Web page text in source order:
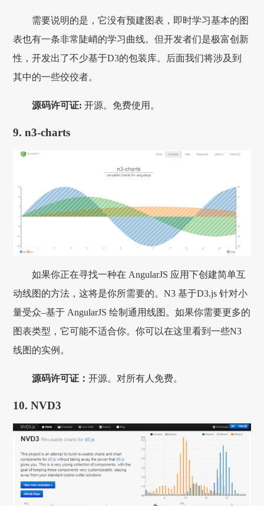
需要说明的是，它没有预建图表，即时学习基本的图
表也有一条非常陡峭的学习曲线。但开发者们是极富创新
性，开发出了不少基于D3的包装库。后面我们将涉及到
其中的一些佼佼者。
源码许可证: 开源。免费使用。
9. n3-charts
如果你正在寻找一种在 AngularJS 应用下创建简单互
动线图的方法，这将是你所需要的。N3 基于D3.js 针对小
量受众–基于 AngularJS 绘制通用线图。如果你需要更多的
图表类型，它可能不适合你。你可以在这里看到一些N3
线图的实例。
源码许可证：开源。对所有人免费。
10. NVD3